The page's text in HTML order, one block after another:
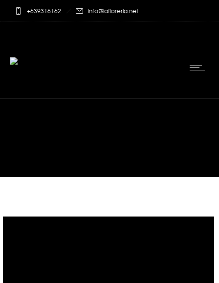
+639316162 info@lafloreria.net